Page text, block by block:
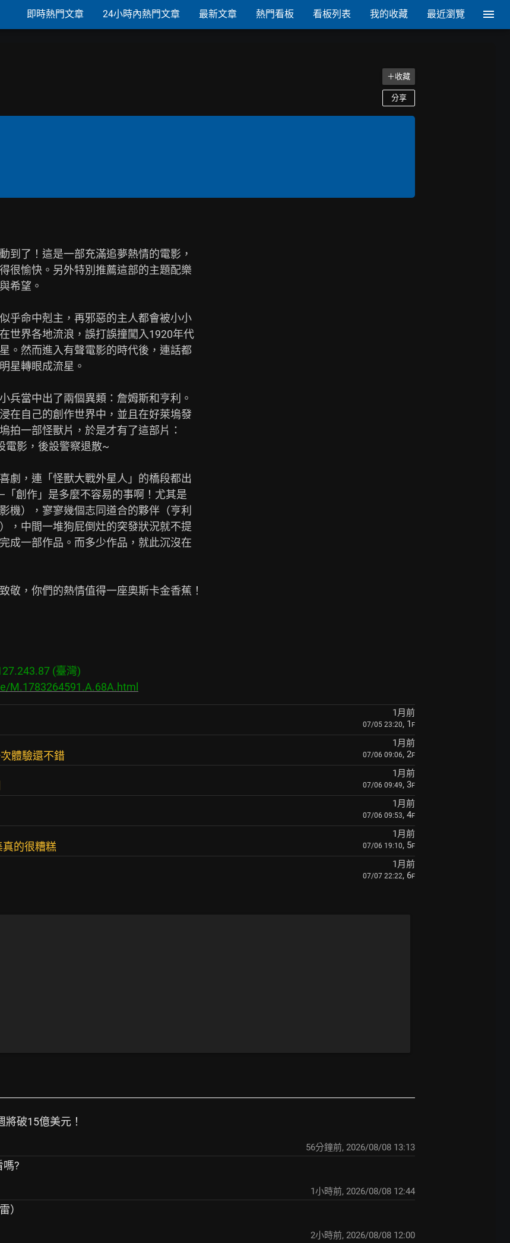
即時熱門文章 24小時內熱門文章 最新文章 熱門看板 看板列表 我的收藏 最近瀏覽
＋收藏
分享
到了！這是一部充滿追夢熱情的電影，
很愉快。另外特別推薦這部的主題配樂
希望。
乎命中剋主，再邪惡的主人都會被小小
世界各地流浪，誤打誤撞闖入1920年代
。然而進入有聲電影的時代後，連話都
星轉眼成流星。
兵當中出了兩個異類：詹姆斯和亨利。
在自己的創作世界中，並且在好萊塢發
拍一部怪獸片，於是才有了這部片：
電影，後設警察退散~
劇，連「怪獸大戰外星人」的橋段都出
創作」是多麼不容易的事啊！尤其是
機），寥寥幾個志同道合的夥伴（亨利
，中間一堆狗屁倒灶的突發狀況就不提
成一部作品。而多少作品，就此沉沒在
敬，你們的熱情值得一座奧斯卡金香蕉！
(臺灣)
M.1783264591.A.68A.html
1月前
07/05 23:20, 1 F
1月前
體驗還不錯 07/06 09:06, 2F
1月前
07/06 09:49, 3F
1月前
07/06 09:53, 4F
1月前
的很糟糕 07/06 19:10, 5F
1月前
07/07 22:22, 6F
將破15億美元！
56分鐘前, 2026/08/08 13:13
嗎?
1小時前, 2026/08/08 12:44
）
2小時前, 2026/08/08 12:00